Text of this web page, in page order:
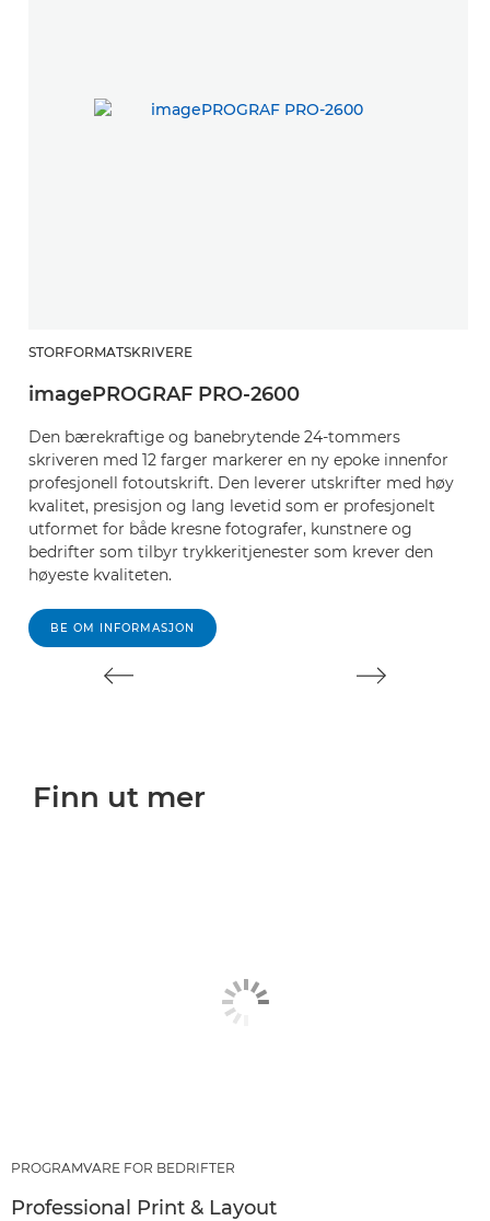
STORFORMATSKRIVERE
imagePROGRAF PRO-2600
Den bærekraftige og banebrytende 24-tommers
skriveren med 12 farger markerer en ny epoke innenfor
profesjonell fotoutskrift. Den leverer utskrifter med høy
kvalitet, presisjon og lang levetid som er profesjonelt
utformet for både kresne fotografer, kunstnere og
bedrifter som tilbyr trykkeritjenester som krever den
høyeste kvaliteten.
BE OM INFORMASJON
Finn ut mer
PROGRAMVARE FOR BEDRIFTER
Professional Print & Layout